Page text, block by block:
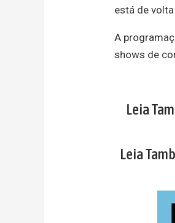
está de
A
shows de
Leia
Leia